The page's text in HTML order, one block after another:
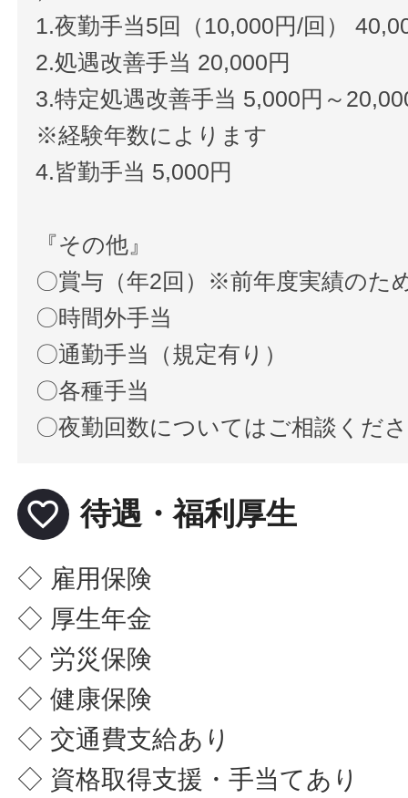
1.夜勤手当5回（10,000円/回）
2.処遇改善手当 20,000円
3.特定処遇改善手当 5,000円～
※経験年数によります
4.皆勤手当 5,000円
『その他』
〇賞与（年2回）※前年度実績のた
〇時間外手当
〇通勤手当（規定有り）
〇各種手当
〇夜勤回数についてはご相談くだ
favorite_border 待遇・福利厚生
◇ 雇用保険
◇ 厚生年金
◇ 労災保険
◇ 健康保険
◇ 交通費支給あり
◇ 資格取得支援・手当てあり